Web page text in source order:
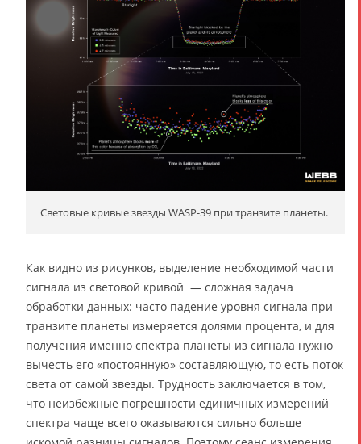
Световые кривые звезды WASP-39 при транзите планеты.
Как видно из рисунков, выделение необходимой части
сигнала из световой кривой — сложная задача
обработки данных: часто падение уровня сигнала при
транзите планеты измеряется долями процента, и для
получения именно спектра планеты из сигнала нужно
вычесть его «постоянную» составляющую, то есть поток
света от самой звезды. Трудность заключается в том,
что неизбежные погрешности единичных измерений
спектра чаще всего оказываются сильно больше